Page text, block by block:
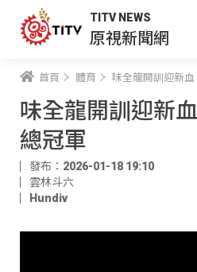
TITV NEWS
原視新聞網
首頁 體育 味全龍開訓迎新
味全龍開訓迎新
總冠軍
發布：2026-01-18 19:10
雲林斗六
Hundiv